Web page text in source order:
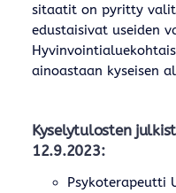
sitaatit on pyritty
edustaisivat useiden
ainoastaan kyseisen
Kyselytulosten
12.9.2023:
Psykoterapeutti